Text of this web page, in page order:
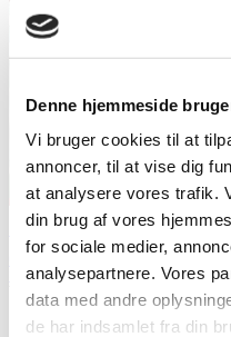
Denne hjemmeside
Vi bruger cookies til at
annoncer, til at vise dig
at analysere vores trafik.
din brug af vores
for sociale medier,
analysepartnere. Vores
data med andre
de har indsamlet fra din
Pas på de falske psykiatere og
Seneste artikler
1. april 2017
Psykiatrien kan udadtil virke